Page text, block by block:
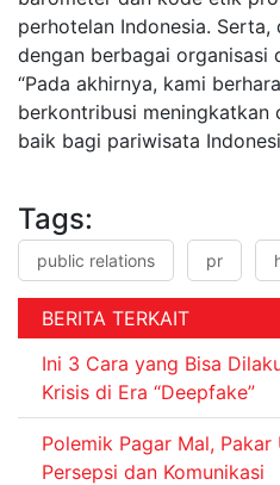
perhotelan Indonesia.
dengan berbagai organisasi
“Pada akhirnya, kami
berkontribusi meningkatkan
baik bagi pariwisata
Tags:
public relations pr
BERITA TERKAIT
Ini 3 Cara yang Bisa
Krisis di Era “Deepfake”
Polemik Pagar Mal,
Persepsi dan Komunikasi